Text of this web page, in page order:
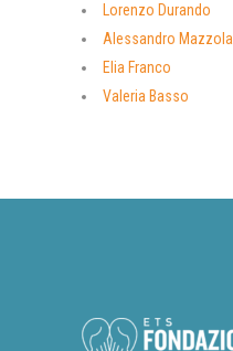
Lorenzo Durando
Alessandro Mazzola
Elia Franco
Valeria Basso